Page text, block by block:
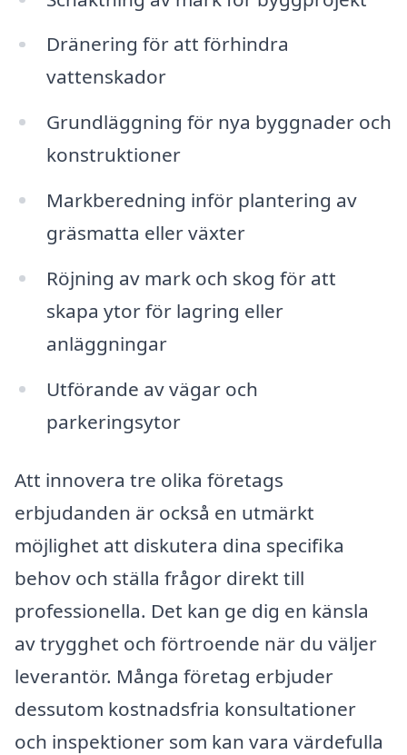
Dränering för att förhindra
vattenskador
Grundläggning för nya byggnader och
konstruktioner
Markberedning inför plantering av
gräsmatta eller växter
Röjning av mark och skog för att
skapa ytor för lagring eller
anläggningar
Utförande av vägar och
parkeringsytor
Att innovera tre olika företags
erbjudanden är också en utmärkt
möjlighet att diskutera dina specifika
behov och ställa frågor direkt till
professionella. Det kan ge dig en känsla
av trygghet och förtroende när du väljer
leverantör. Många företag erbjuder
dessutom kostnadsfria konsultationer
och inspektioner som kan vara värdefulla